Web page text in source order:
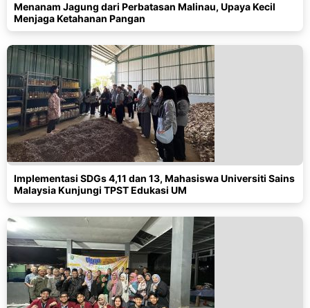
Menanam Jagung dari Perbatasan Malinau, Upaya Kecil
Menjaga Ketahanan Pangan
Implementasi SDGs 4,11 dan 13, Mahasiswa Universiti Sains
Malaysia Kunjungi TPST Edukasi UM